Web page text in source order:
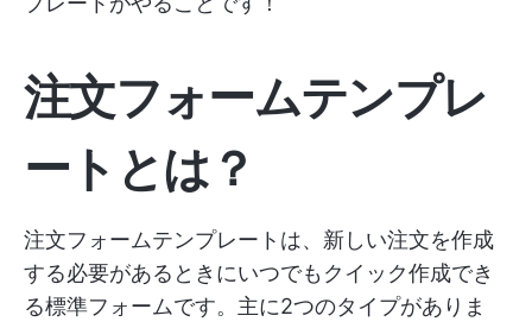
注文フォームテンプレ
ートとは？
注文フォームテンプレートは、新しい注文を作成
する必要があるときにいつでもクイック作成でき
る標準フォームです。主に2つのタイプがありま